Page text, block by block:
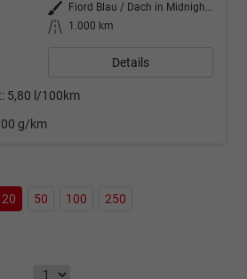
Außenfarbe
Fiord Blau / Dach in Midnight Schwarz Metallic
Kilometerstand 1.000 km
Details
5,80 l/100km
g/km
20 50 100 250